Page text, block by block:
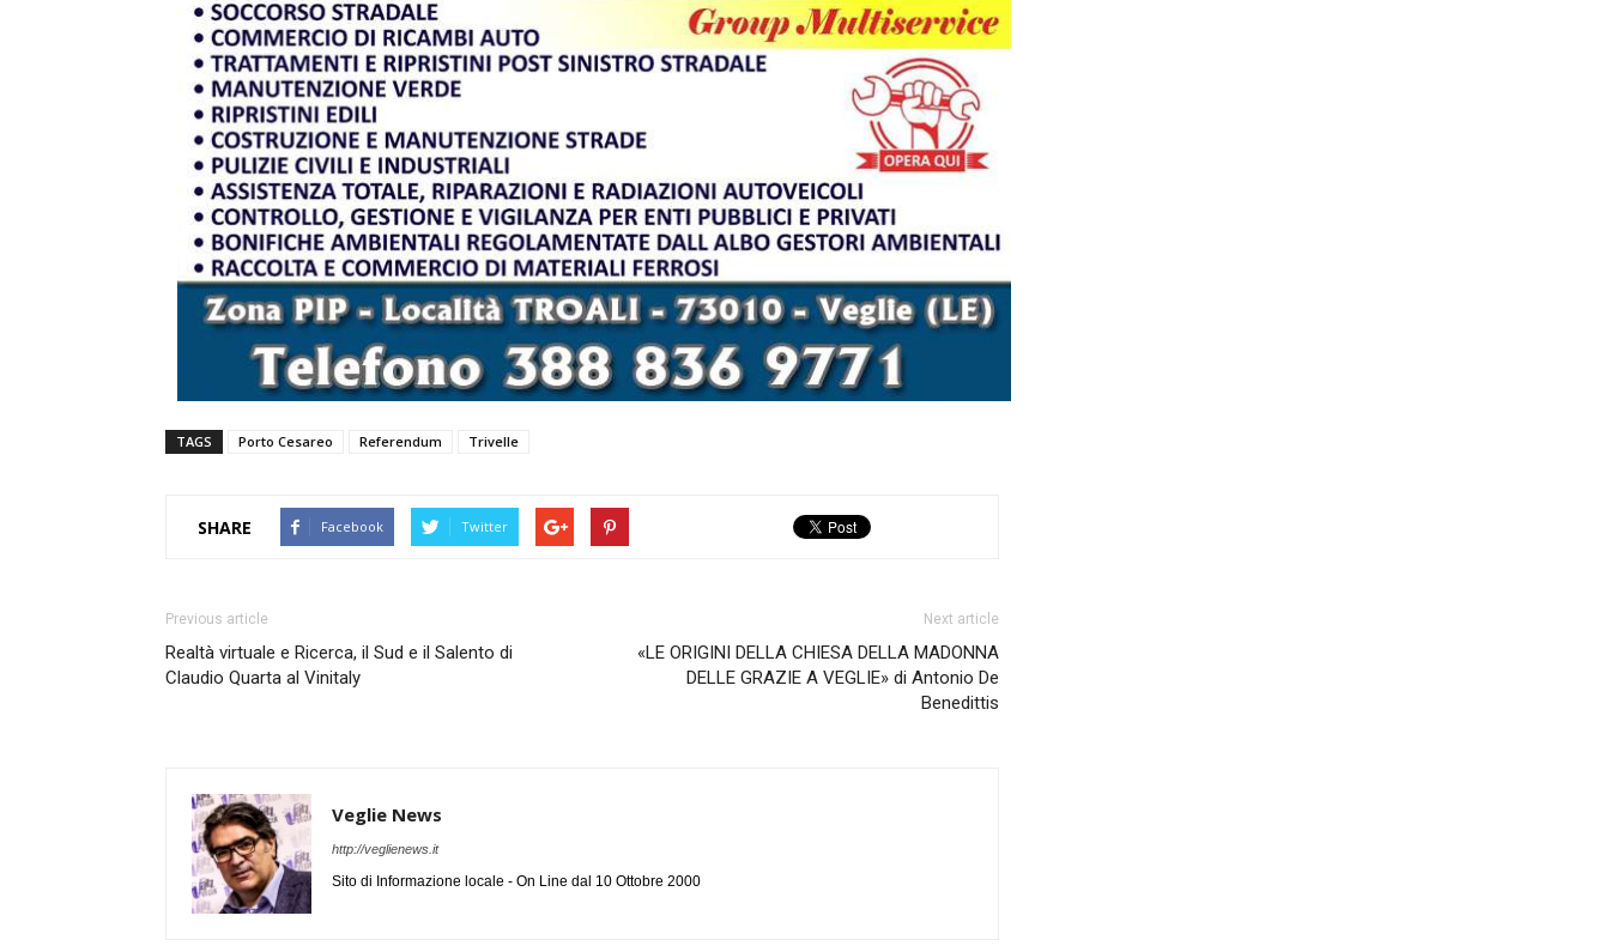
TAGS Porto Cesareo Referendum Trivelle
SHARE Facebook Twitter
Previous article
Realtà virtuale e Ricerca, il Sud e il Salento di
Claudio Quarta al Vinitaly
Next article
«LE ORIGINI DELLA CHIESA DELLA MADONNA
DELLE GRAZIE A VEGLIE» di Antonio De
Benedittis
Veglie News
http://veglienews.it
Sito di Informazione locale - On Line dal 10 Ottobre 2000